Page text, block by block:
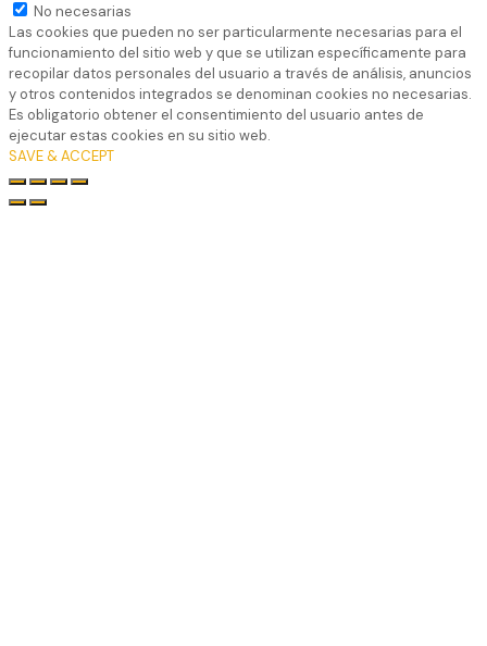
No necesarias
Las cookies que pueden no ser particularmente necesarias para el
funcionamiento del sitio web y que se utilizan específicamente para
recopilar datos personales del usuario a través de análisis, anuncios
y otros contenidos integrados se denominan cookies no necesarias.
Es obligatorio obtener el consentimiento del usuario antes de
ejecutar estas cookies en su sitio web.
SAVE & ACCEPT